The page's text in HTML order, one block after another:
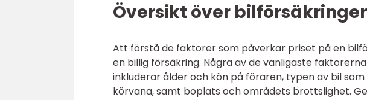
Översikt över
Att förstå de faktorer som påverkar priset på en
en billig försäkring. Några av de vanligaste
inkluderar ålder och kön på föraren, typen av bil
körvana, samt boplats och områdets brottslighet.